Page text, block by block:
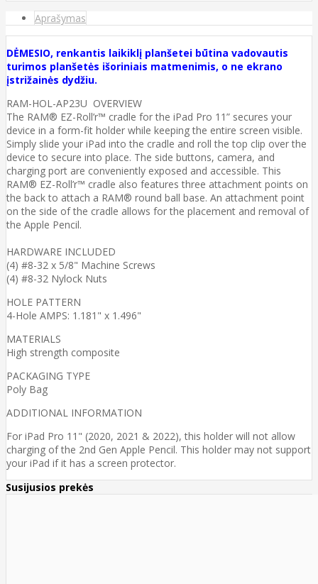
Aprašymas
DĖMESIO, renkantis laikiklį planšetei būtina vadovautis
turimos planšetės išoriniais matmenimis, o ne ekrano
įstrižainės dydžiu.
RAM-HOL-AP23U OVERVIEW
The RAM® EZ-Roll’r™ cradle for the iPad Pro 11” secures your
device in a form-fit holder while keeping the entire screen visible.
Simply slide your iPad into the cradle and roll the top clip over the
device to secure into place. The side buttons, camera, and
charging port are conveniently exposed and accessible. This
RAM® EZ-Roll’r™ cradle also features three attachment points on
the back to attach a RAM® round ball base. An attachment point
on the side of the cradle allows for the placement and removal of
the Apple Pencil.
HARDWARE INCLUDED
(4) #8-32 x 5/8" Machine Screws
(4) #8-32 Nylock Nuts
HOLE PATTERN
4-Hole AMPS: 1.181" x 1.496"
MATERIALS
High strength composite
PACKAGING TYPE
Poly Bag
ADDITIONAL INFORMATION
For iPad Pro 11" (2020, 2021 & 2022), this holder will not allow
charging of the 2nd Gen Apple Pencil. This holder may not support
your iPad if it has a screen protector.
Susijusios prekės